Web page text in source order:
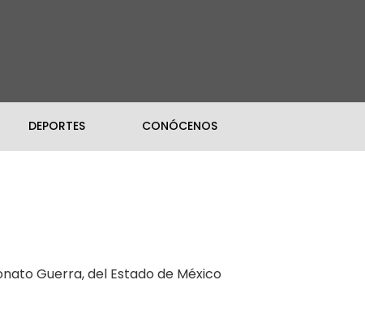
DEPORTES CONÓCENOS
Guerra, del Estado de México